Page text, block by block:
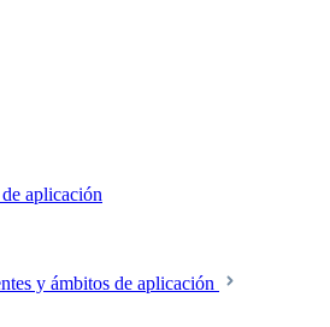
aplicación
y ámbitos de aplicación